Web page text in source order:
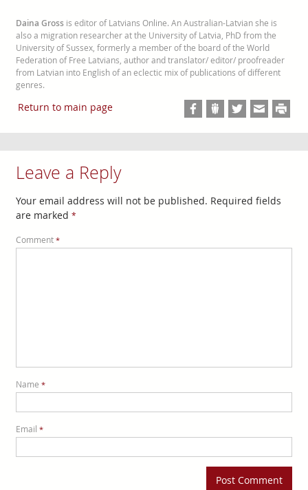
Daina Grossis editor of Latvians Online. An Australian-Latvian she is
also a migration researcher at the University of Latvia, PhD from the
University of Sussex, formerly a member of the board of the World
Federation of Free Latvians, author and translator/ editor/ proofreader
from Latvian into English of an eclectic mix of publications of different
genres.
Return to main page
Leave a Reply
Your email address will not be published. Required fields
are marked *
Comment *
Name *
Email *